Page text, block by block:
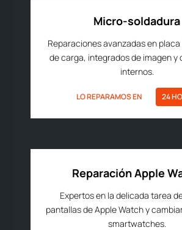
Micro-soldadura
Reparaciones avanzadas en
de carga, integrados de imagen y
internos.
LO REPARAMOS EN 24
Reparación Apple
Expertos en la delicada tarea
pantallas de Apple Watch y
smartwatches.